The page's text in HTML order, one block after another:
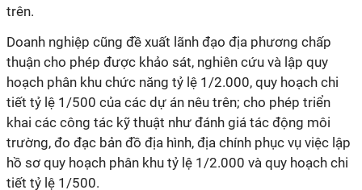
trên.
Doanh nghiệp cũng đề xuất lãnh đạo địa phương chấp
thuận cho phép được khảo sát, nghiên cứu và lập quy
hoạch phân khu chức năng tỷ lệ 1/2.000, quy hoạch chi
tiết tỷ lệ 1/500 của các dự án nêu trên; cho phép triển
khai các công tác kỹ thuật như đánh giá tác động môi
trường, đo đạc bản đồ địa hình, địa chính phục vụ việc lập
hồ sơ quy hoạch phân khu tỷ lệ 1/2.000 và quy hoạch chi
tiết tỷ lệ 1/500.